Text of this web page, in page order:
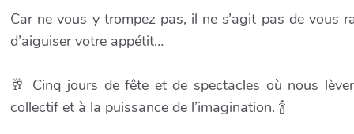
Car ne vous y trompez pas, il ne s’agit pas de vous
d’aiguiser votre appétit…
🥂 Cinq jours de fête et de spectacles où nous
collectif et à la puissance de l’imagination. 🍾